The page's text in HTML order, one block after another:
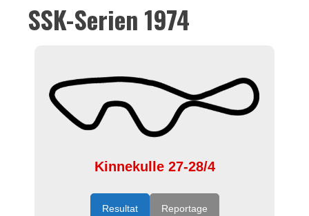
SSK-Serien 1974
Kinnekulle 27-28/4
Resultat Reportage